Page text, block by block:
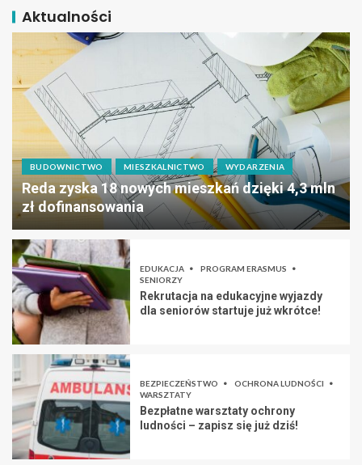
Aktualności
BUDOWNICTWO MIESZKALNICTWO WYDARZENIA
Reda zyska 18 nowych mieszkań dzięki 4,3 mln
zł dofinansowania
EDUKACJA
PROGRAM ERASMUS
SENIORZY
Rekrutacja na edukacyjne wyjazdy
dla seniorów startuje już wkrótce!
BEZPIECZEŃSTWO
OCHRONA LUDNOŚCI
WARSZTATY
Bezpłatne warsztaty ochrony
ludności – zapisz się już dziś!